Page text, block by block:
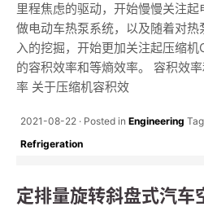
里程焦虑的驱动，开始慢慢关注
做电动车热泵系统，以及随着对
入的挖掘，开始更加关注起压缩
的容积效率和等熵效率。 容积效
率 关于压缩机容积效
2021-08-22 Posted in Engineering
Refrigeration
定排量旋转斜盘式汽车